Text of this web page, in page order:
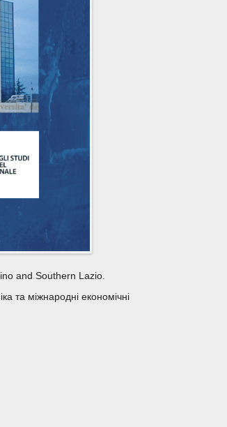
and Southern Lazio.
та міжнародні економічні